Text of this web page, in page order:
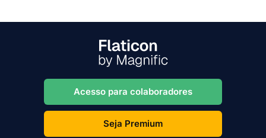
Acesso para colaboradores
Seja Premium